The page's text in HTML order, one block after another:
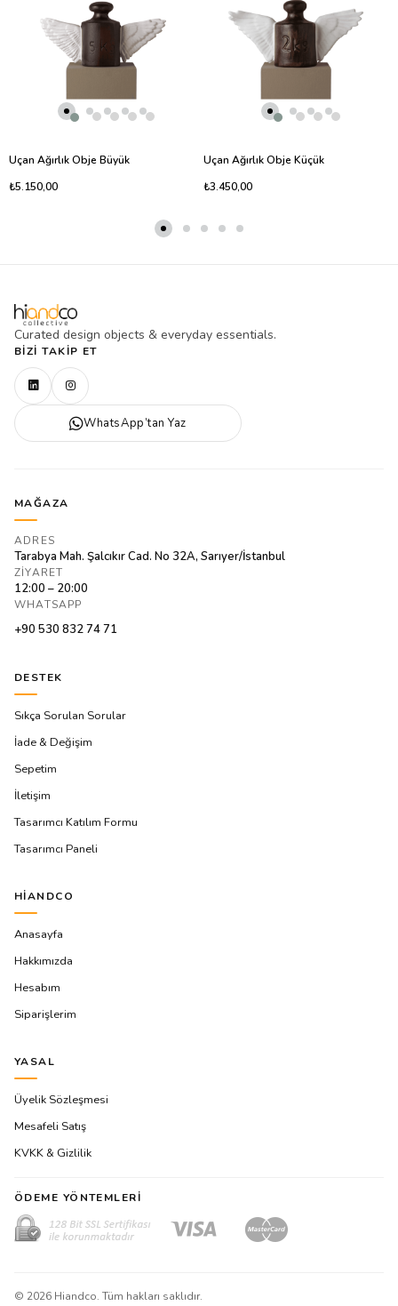
Uçan Ağırlık Obje Büyük
₺5.150,00
Uçan Ağırlık Obje Küçük
₺3.450,00
Curated design objects & everyday essentials.
BIZI TAKIP ET
WhatsApp’tan Yaz
MAĞAZA
ADRES
Tarabya Mah. Şalcıkır Cad. No 32A, Sarıyer/İstanbul
ZIYARET
12:00 – 20:00
WHATSAPP
+90 530 832 74 71
DESTEK
Sıkça Sorulan Sorular
İade & Değişim
Sepetim
İletişim
Tasarımcı Katılım Formu
Tasarımcı Paneli
HIANDCO
Anasayfa
Hakkımızda
Hesabım
Siparişlerim
YASAL
Üyelik Sözleşmesi
Mesafeli Satış
KVKK & Gizlilik
ÖDEME YÖNTEMLERI
© 2026 Hiandco. Tüm hakları saklıdır.